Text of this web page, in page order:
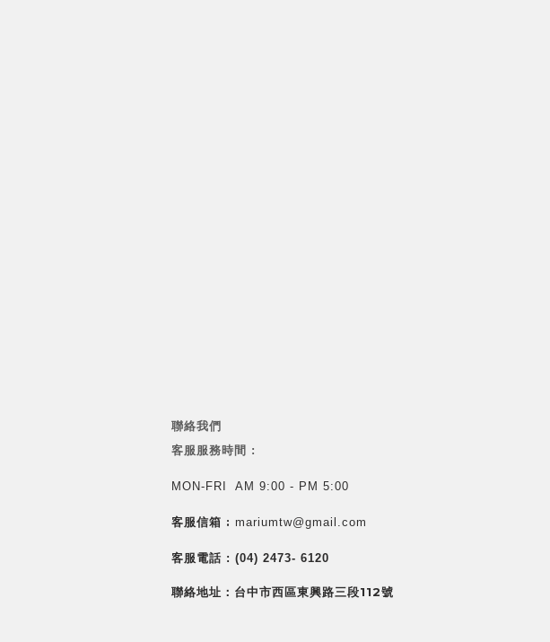
聯絡我們
客服服務時間 :
MON-FRI AM 9:00 - PM 5:00
客服信箱 : mariumtw@gmail.com
客服電話 : (04) 2473- 6120
聯絡地址：台中市西區東興路三段112號